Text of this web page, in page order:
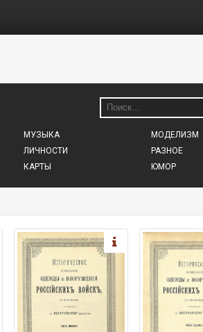
МУЗЫКА
ЛИЧНОСТИ
КАРТЫ
МОДЕЛИЗМ
РАЗНОЕ
ЮМОР